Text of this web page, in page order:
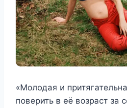
«Молодая и
поверить в её возраст за